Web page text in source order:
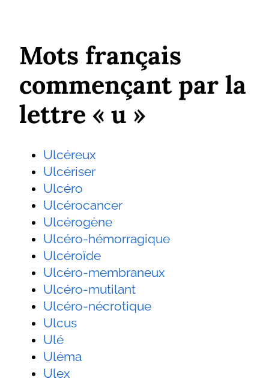
Mots français
commençant par la
lettre « u »
Ulcéreux
Ulcériser
Ulcéro
Ulcérocancer
Ulcérogène
Ulcéro-hémorragique
Ulcéroïde
Ulcéro-membraneux
Ulcéro-mutilant
Ulcéro-nécrotique
Ulcus
Ulé
Uléma
Ulex